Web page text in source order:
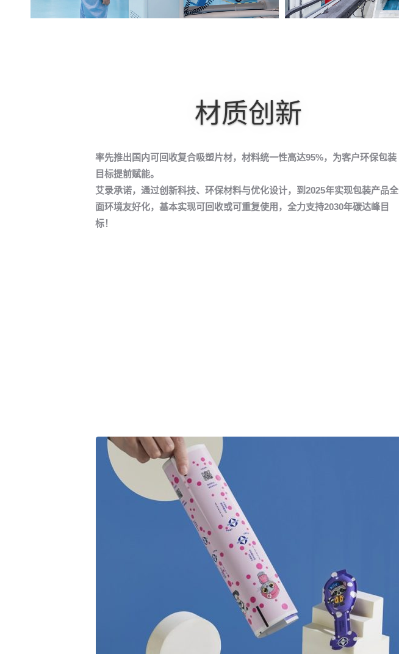
材质创新
率先推出国内可回收复合吸塑片材，材料统一性高达95%，为客户环保包装
目标提前赋能。
艾录承诺，通过创新科技、环保材料与优化设计，到2025年实现包装产品全
面环境友好化，基本实现可回收或可重复使用，全力支持2030年碳达峰目
标！